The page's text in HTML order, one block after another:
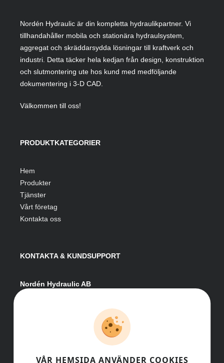
Nordén Hydraulic är din kompletta hydraulikpartner. Vi
tillhandahåller mobila och stationära hydraulsystem,
aggregat och skräddarsydda lösningar till kraftverk och
industri. Detta täcker hela kedjan från design, konstruktion
och slutmontering ute hos kund med medföljande
dokumentering i 3-D CAD.
Välkommen till oss!
PRODUKTKATEGORIER
Hem
Produkter
Tjänster
Vårt företag
Kontakta oss
KONTAKTA & KUNDSUPPORT
Nordén Hydraulic AB
info@nordenhydraulic.se
Org-nr: 556531-8424
VÅR HEMSIDA ANVÄNDER COOKIES